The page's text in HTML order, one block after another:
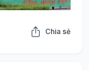
Chia sẻ